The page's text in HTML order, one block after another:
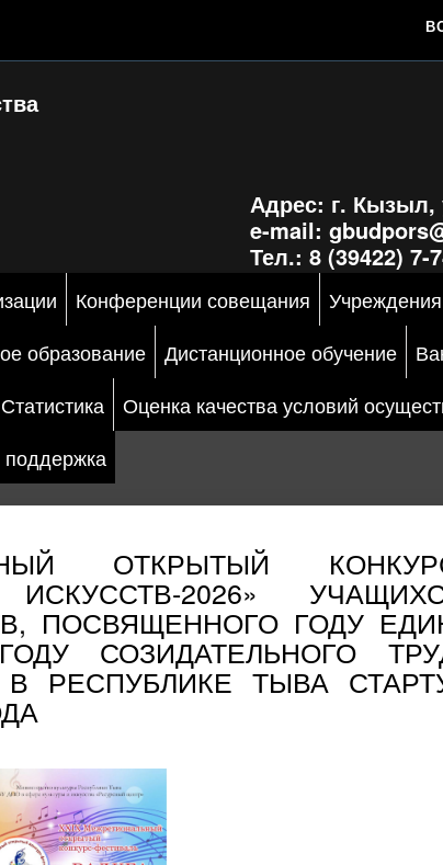
Адрес: г. Кызыл,
e-mail:
Тел.: 8 (39422) 7-
Конференции совещания
образование Дистанционное обучение
Статистика
Оценка качества условий
поддержка
ОТКРЫТЫЙ
2026»
ПОСВЯЩЕННОГО ГОДУ
СОЗИДАТЕЛЬНОГО
РЕСПУБЛИКЕ ТЫВА